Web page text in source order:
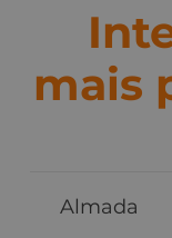
mais
Almada